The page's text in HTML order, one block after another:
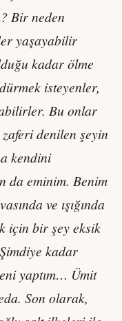
Bir neden
yaşayabilir
kadar ölme
isteyenler,
Bu onlar
denilen şeyin
kendini
da eminim. Benim
ve ışığında
için bir şey eksik
kadar
yaptım… Ümit
Son olarak,